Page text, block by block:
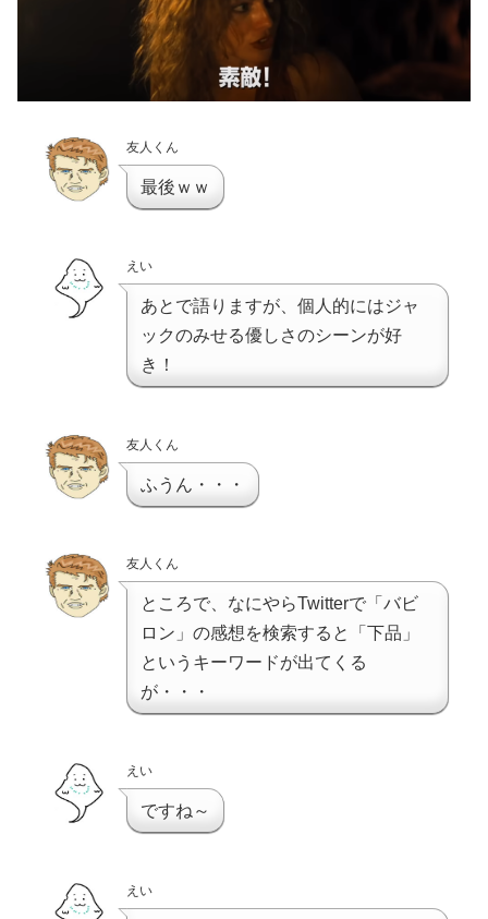
友人くん
最後ｗｗ
えい
あとで語りますが、個人的にはジャ
ックのみせる優しさのシーンが好
き！
友人くん
ふうん・・・
友人くん
ところで、なにやらTwitterで「バビ
ロン」の感想を検索すると「下品」
というキーワードが出てくる
が・・・
えい
ですね～
えい